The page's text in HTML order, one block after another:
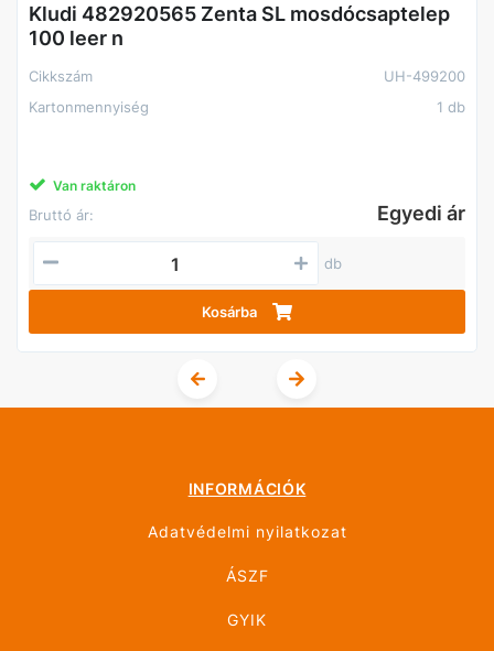
Kludi 482920565 Zenta SL mosdócsaptelep
100 leer n
Cikkszám
UH-499200
Kartonmennyiség
1 db
Van raktáron
Bruttó ár: Egyedi ár
db
Kosárba
INFORMÁCIÓK
Adatvédelmi nyilatkozat
ÁSZF
GYIK